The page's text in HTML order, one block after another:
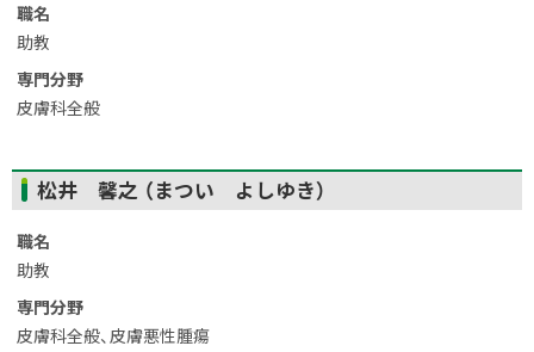
プ
に
戻
る
職名
助教
専門分野
皮膚科全般
ト
ッ
プ
に
戻
る
松井 馨之 （まつい よしゆき）
職名
助教
専門分野
皮膚科全般、皮膚悪性腫瘍